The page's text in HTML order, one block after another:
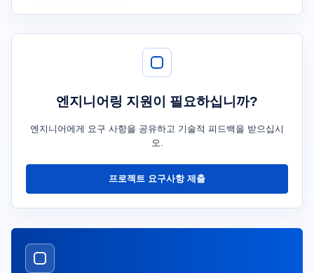
엔지니어링 지원이 필요하십니까?
엔지니어에게 요구 사항을 공유하고 기술적 피드백을 받으십시
오.
프로젝트 요구사항 제출